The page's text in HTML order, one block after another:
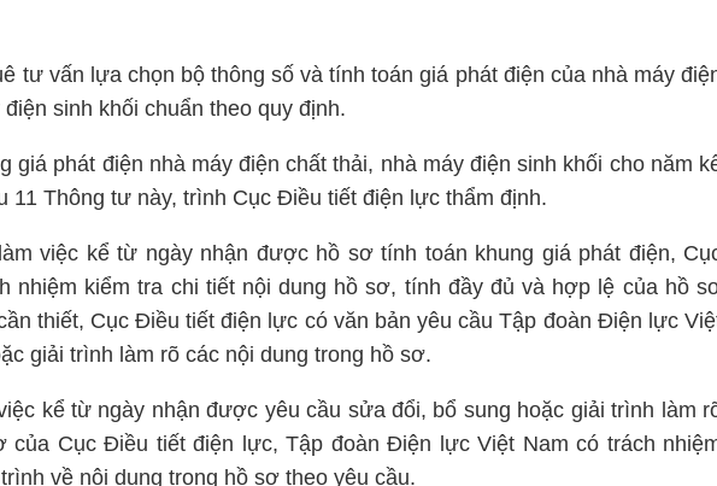
tư vấn lựa chọn bộ thông số và tính toán giá phát điện của nhà máy
sinh khối chuẩn theo quy định.
giá phát điện nhà máy điện chất thải, nhà máy điện sinh khối cho năm
11 Thông tư này, trình Cục Điều tiết điện lực thẩm định.
việc kể từ ngày nhận được hồ sơ tính toán khung giá phát điện,
nhiệm kiểm tra chi tiết nội dung hồ sơ, tính đầy đủ và hợp lệ của hồ
thiết, Cục Điều tiết điện lực có văn bản yêu cầu Tập đoàn Điện lực
giải trình làm rõ các nội dung trong hồ sơ.
kể từ ngày nhận được yêu cầu sửa đổi, bổ sung hoặc giải trình làm
của Cục Điều tiết điện lực, Tập đoàn Điện lực Việt Nam có trách
về nội dung trong hồ sơ theo yêu cầu.